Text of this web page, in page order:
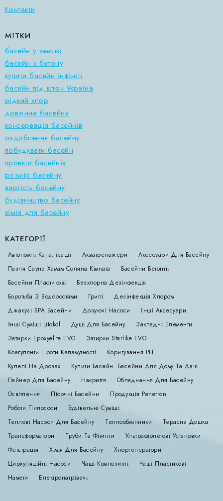
Контакти
МІТКИ
басейн у землю
басейн з бетону
купити басейн інфініті
басейн під ключ Україна
рідкий хлор
довжина басейну
консервація басейнів
оздоблення басейну
побудувати басейн
проекти басейнів
розмір басейну
вартість басейну
будівництво басейну
хімія для басейну
КАТЕГОРІЇ
Автономні Каналізації Акватренажери
Аксесуари Для Басейну
Лазня Сауна Хамам Соляна Кімната
Басейни Бетонні
Басейни Пластикові
Безхлорна Дезінфекція
Боротьба З Водоростями
Грилі
Дезінфекція Хлором
Джакузі SPA Басейни
Дозуючі Насоси
Інші Аксесуари
Інші Суміші Litokol
Душі Для Басейну
Закладні Елементи
Затирки Epoxyelite EVO
Затирки Starlike EVO
Коагулянти Проти Каламутності
Коригування РН
Купелі На Дровах
Купити Басейн. Басейни Для Дому Та Дачі
Лайнер Для Басейну
Накриття
Обладнання Для Басейну
Освітлення
Пісочні Басейни
Продукція Penetron
Роботи Пилососи
Будівельні Суміші
Теплові Насоси Для Басейну
Теплообмінники
Терасна Дошка
Трансформатори
Труби Та Фітинги
Ультрафіолетові Установки
Фільтрація
Хімія Для Басейну
Хлоргенератори
Циркуляційні Насоси
Чаші Композитні
Чаші Пластикові
Намети
Електронагрівачі